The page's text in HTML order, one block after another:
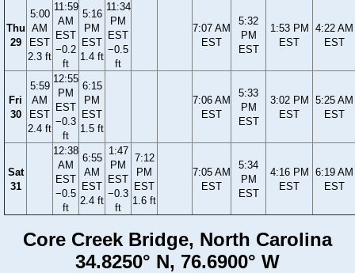
Thu
29
5:00
AM
EST
2.3 ft
11:59
AM
EST
−0.2
ft
5:16
PM
EST
1.4 ft
11:34
PM
EST
−0.5
ft
7:07 AM
EST
5:32
PM
EST
1:53 PM
EST
4:22 AM
EST
Fri
30
5:59
AM
EST
2.4 ft
12:55
PM
EST
−0.3
ft
6:15
PM
EST
1.5 ft
7:06 AM
EST
5:33
PM
EST
3:02 PM
EST
5:25 AM
EST
Sat
31
12:38
AM
EST
−0.5
ft
6:55
AM
EST
2.4 ft
1:47
PM
EST
−0.3
ft
7:12
PM
EST
1.6 ft
7:05 AM
EST
5:34
PM
EST
4:16 PM
EST
6:19 AM
EST
Core Creek Bridge, North Carolina
34.8250° N, 76.6900° W